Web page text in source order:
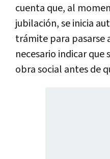
cuenta que, al
jubilación, se inicia
trámite para pasarse
necesario indicar que
obra social antes de